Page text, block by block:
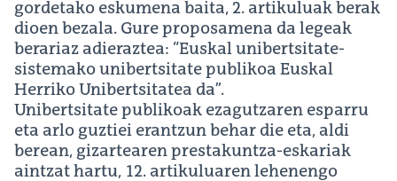
gordetako eskumena baita, 2. artikuluak berak
dioen bezala. Gure proposamena da legeak
berariaz adieraztea: “Euskal unibertsitate-
sistemako unibertsitate publikoa Euskal
Herriko Unibertsitatea da”.
Unibertsitate publikoak ezagutzaren esparru
eta arlo guztiei erantzun behar die eta, aldi
berean, gizartearen prestakuntza-eskariak
aintzat hartu, 12. artikuluaren lehenengo